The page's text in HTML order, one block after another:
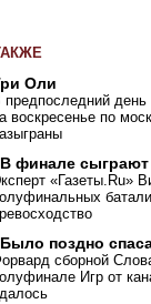
Оли
предпоследний
воскресенье по
финале
«Газеты.Ru»
поздно
сборной
Игр от